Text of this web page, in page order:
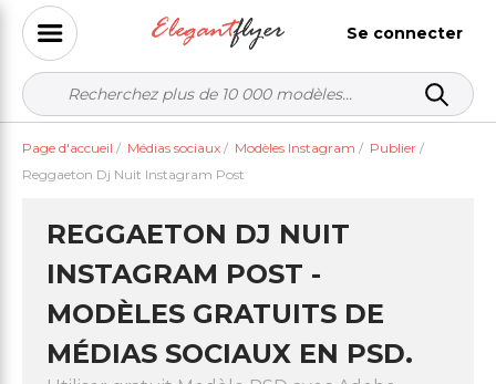
Se connecter
Page d'accueil / Médias sociaux / Modèles Instagram / Publier /
Reggaeton Dj Nuit Instagram Post
REGGAETON DJ NUIT
INSTAGRAM POST -
MODÈLES GRATUITS DE
MÉDIAS SOCIAUX EN PSD.